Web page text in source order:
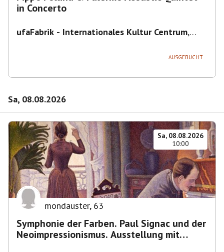
in Concerto
ufaFabrik - Internationales Kultur Centrum,
AUSGEBUCHT
Sa, 08.08.2026
Sa, 08.08.2026
10:00
mondauster, 63
Symphonie der Farben. Paul Signac und der
Neoimpressionismus. Ausstellung mit